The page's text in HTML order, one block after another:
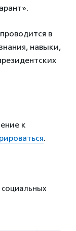
в
навыки,
к
.